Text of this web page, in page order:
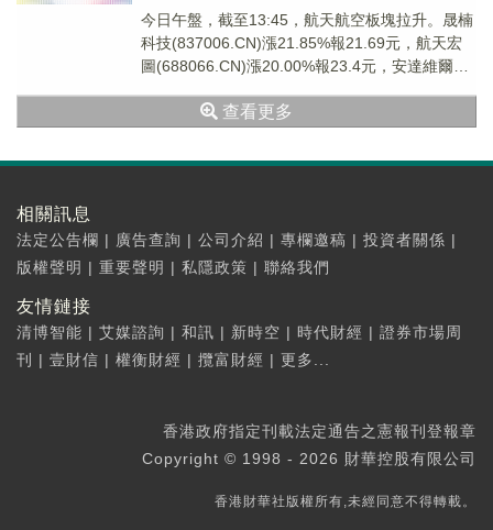
今日午盤，截至13:45，航天航空板塊拉升。晟楠
科技(837006.CN)漲21.85%報21.69元，航天宏
圖(688066.CN)漲20.00%報23.4元，安達維爾
查看更多
相關訊息
法定公告欄 | 廣告查詢 | 公司介紹 | 專欄邀稿 | 投資者關係 |
版權聲明 | 重要聲明 | 私隱政策 | 聯絡我們
友情鏈接
清博智能 | 艾媒諮詢 | 和訊 | 新時空 | 時代財經 | 證券市場周
刊
| 壹財信 | 權衡財經 | 攬富財經 | 更多...
香港政府指定刊載法定通告之憲報刊登報章
Copyright © 1998 - 2026 財華控股有限公司
香港財華社版權所有,未經同意不得轉載。